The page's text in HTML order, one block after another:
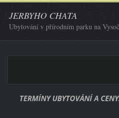
JERBYHO CHATA
Ubytování v přírodním parku na
TERMÍNY UBYTOVÁNÍ A